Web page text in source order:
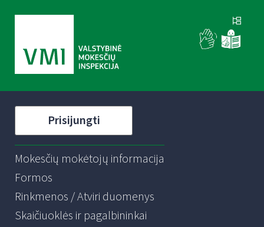
Prisijungti
Mokesčių mokėtojų informacija
Formos
Rinkmenos / Atviri duomenys
Skaičiuoklės ir pagalbininkai